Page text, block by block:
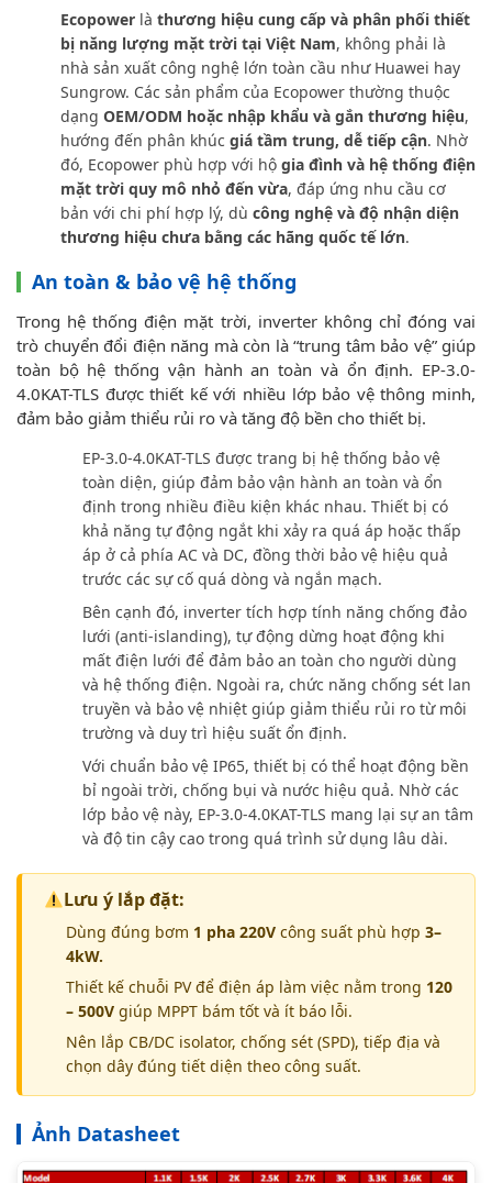
Ecopower là thương hiệu cung cấp và phân phối thiết
bị năng lượng mặt trời tại Việt Nam, không phải là
nhà sản xuất công nghệ lớn toàn cầu như Huawei hay
Sungrow. Các sản phẩm của Ecopower thường thuộc
dạng OEM/ODM hoặc nhập khẩu và gắn thương hiệu,
hướng đến phân khúc giá tầm trung, dễ tiếp cận. Nhờ
đó, Ecopower phù hợp với hộ gia đình và hệ thống điện
mặt trời quy mô nhỏ đến vừa, đáp ứng nhu cầu cơ
bản với chi phí hợp lý, dù công nghệ và độ nhận diện
thương hiệu chưa bằng các hãng quốc tế lớn.
An toàn & bảo vệ hệ thống
Trong hệ thống điện mặt trời, inverter không chỉ đóng vai
trò chuyển đổi điện năng mà còn là “trung tâm bảo vệ” giúp
toàn bộ hệ thống vận hành an toàn và ổn định. EP-3.0-
4.0KAT-TLS được thiết kế với nhiều lớp bảo vệ thông minh,
đảm bảo giảm thiểu rủi ro và tăng độ bền cho thiết bị.
EP-3.0-4.0KAT-TLS được trang bị hệ thống bảo vệ
toàn diện, giúp đảm bảo vận hành an toàn và ổn
định trong nhiều điều kiện khác nhau. Thiết bị có
khả năng tự động ngắt khi xảy ra quá áp hoặc thấp
áp ở cả phía AC và DC, đồng thời bảo vệ hiệu quả
trước các sự cố quá dòng và ngắn mạch.
Bên cạnh đó, inverter tích hợp tính năng chống đảo
lưới (anti-islanding), tự động dừng hoạt động khi
mất điện lưới để đảm bảo an toàn cho người dùng
và hệ thống điện. Ngoài ra, chức năng chống sét lan
truyền và bảo vệ nhiệt giúp giảm thiểu rủi ro từ môi
trường và duy trì hiệu suất ổn định.
Với chuẩn bảo vệ IP65, thiết bị có thể hoạt động bền
bỉ ngoài trời, chống bụi và nước hiệu quả. Nhờ các
lớp bảo vệ này, EP-3.0-4.0KAT-TLS mang lại sự an tâm
và độ tin cậy cao trong quá trình sử dụng lâu dài.
Lưu ý lắp đặt:
Dùng đúng bơm 1 pha 220V công suất phù hợp 3–
4kW.
Thiết kế chuỗi PV để điện áp làm việc nằm trong 120
– 500V giúp MPPT bám tốt và ít báo lỗi.
Nên lắp CB/DC isolator, chống sét (SPD), tiếp địa và
chọn dây đúng tiết diện theo công suất.
Ảnh Datasheet